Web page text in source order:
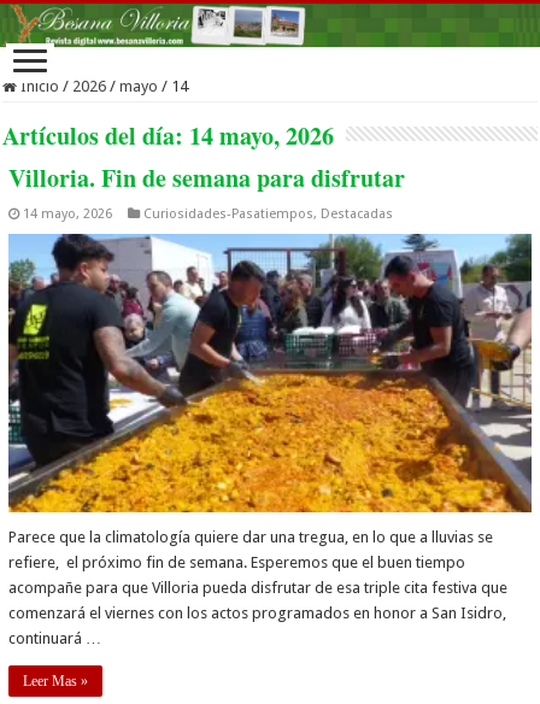
Inicio / 2026 / mayo / 14
Artículos del día: 14 mayo, 2026
Villoria. Fin de semana para disfrutar
14 mayo, 2026 Curiosidades-Pasatiempos, Destacadas
Parece que la climatología quiere dar una tregua, en lo que a lluvias se
refiere, el próximo fin de semana. Esperemos que el buen tiempo
acompañe para que Villoria pueda disfrutar de esa triple cita festiva que
comenzará el viernes con los actos programados en honor a San Isidro,
continuará …
Leer Mas »